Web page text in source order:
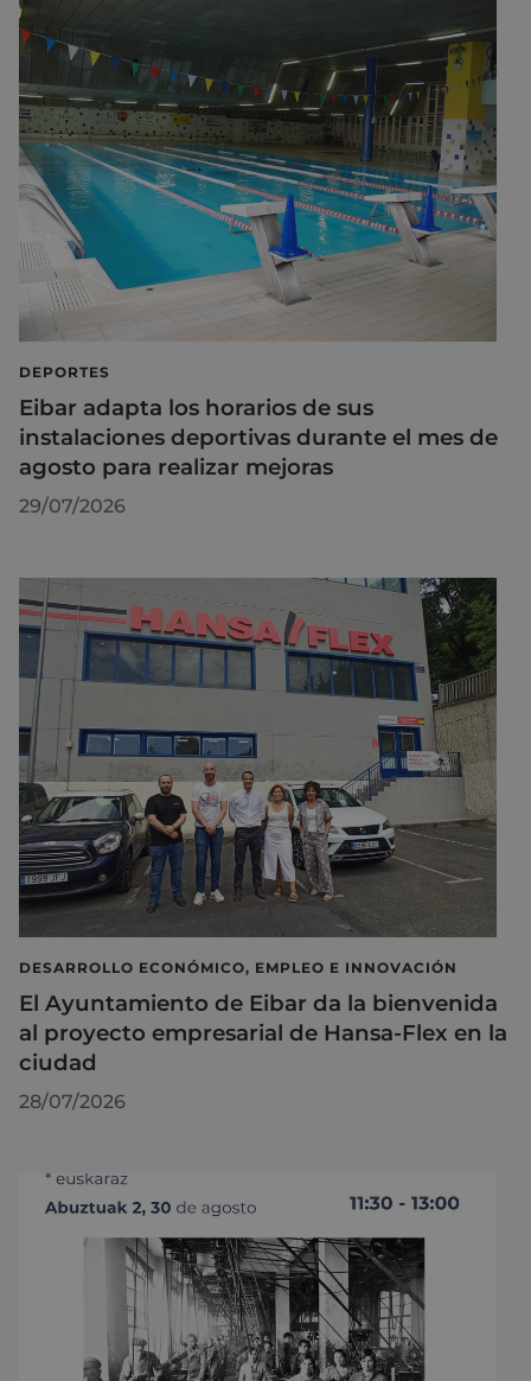
DEPORTES
Eibar adapta los horarios de sus
instalaciones deportivas durante el mes de
agosto para realizar mejoras
29/07/2026
DESARROLLO ECONÓMICO, EMPLEO E INNOVACIÓN
El Ayuntamiento de Eibar da la bienvenida
al proyecto empresarial de Hansa-Flex en la
ciudad
28/07/2026